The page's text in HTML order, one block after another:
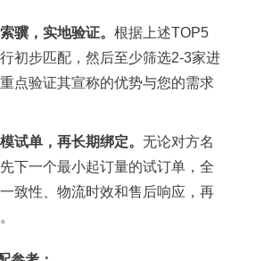
骥，实地验证。 根据上述TOP5
初步匹配，然后至少筛选2-3家进
点验证其宣称的优势与您的需求
试单，再长期绑定。 无论对方名
下一个最小起订量的试订单，全
致性、物流时效和售后响应，再